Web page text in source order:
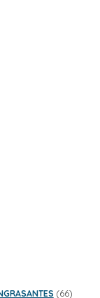
6666